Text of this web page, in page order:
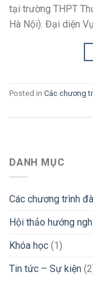
tại trường THPT
Hà Nội). Đại diện Vụ
Posted in Các chương
DANH MỤC
Các chương trình
Hội thảo hướng
Khóa học (1)
Tin tức – Sự kiện